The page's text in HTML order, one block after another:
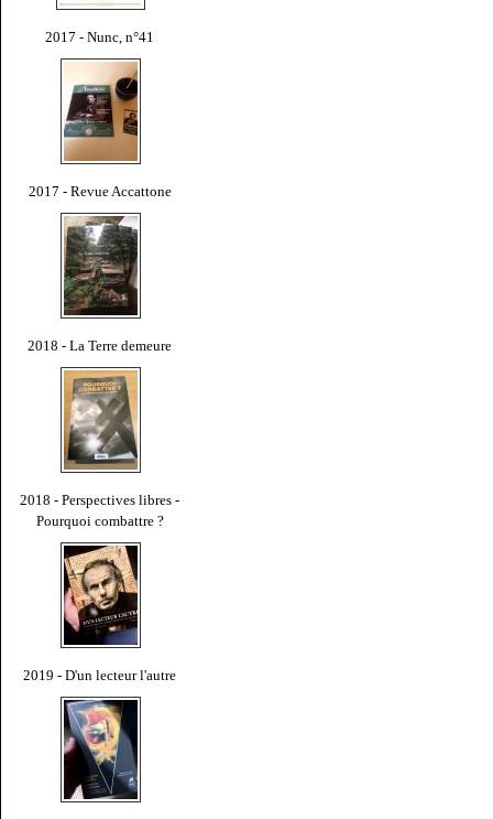
2017 - Nunc, n°41
2017 - Revue Accattone
2018 - La Terre demeure
2018 - Perspectives libres -
Pourquoi combattre ?
2019 - D'un lecteur l'autre